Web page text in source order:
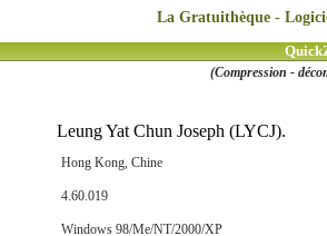
La Gratuithèque -
(Compression -
Leung Yat Chun Joseph (LYCJ).
Hong Kong, Chine
4.60.019
Windows 98/Me/NT/2000/XP